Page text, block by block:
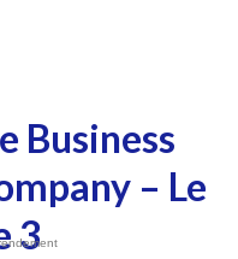
Business
– Le
3